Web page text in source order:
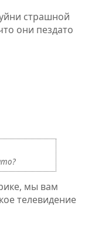
страшной
они пездато
мы вам
телевидение